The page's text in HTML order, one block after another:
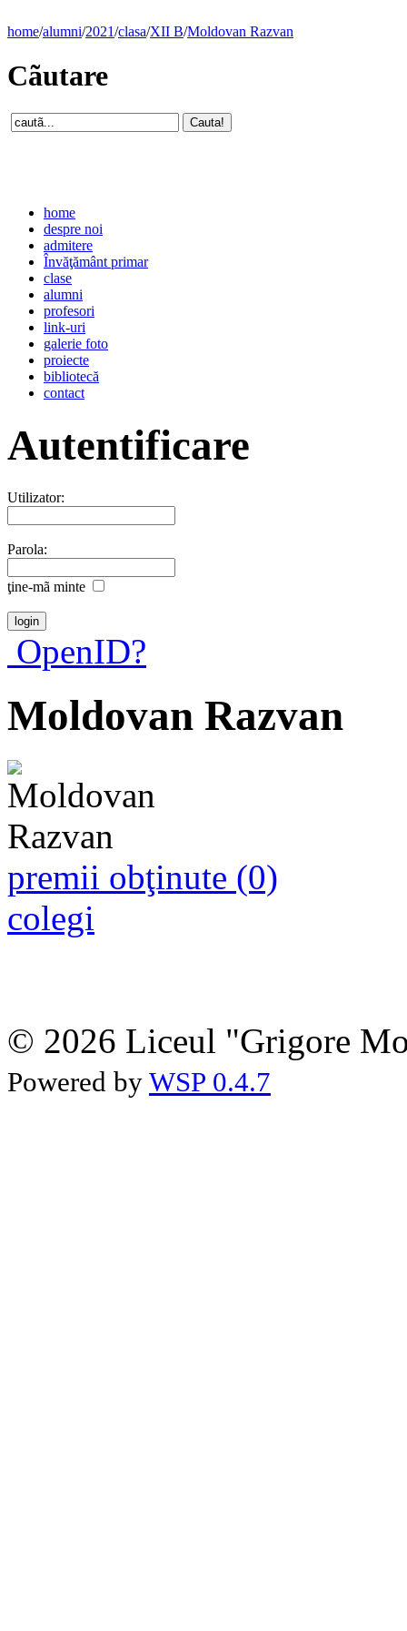
home/alumni/2021/clasa/XII B/Moldovan Razvan
Cãutare
home
despre noi
admitere
Învăţământ primar
clase
alumni
profesori
link-uri
galerie foto
proiecte
bibliotecă
contact
Autentificare
Utilizator:
Parola:
ţine-mã minte
OpenID?
Moldovan Razvan
premii obţinute (0)
colegi
© 2026 Liceul "Grigore
Powered by WSP 0.4.7